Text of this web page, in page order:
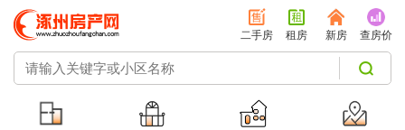
二手房 租房 新房 查房价